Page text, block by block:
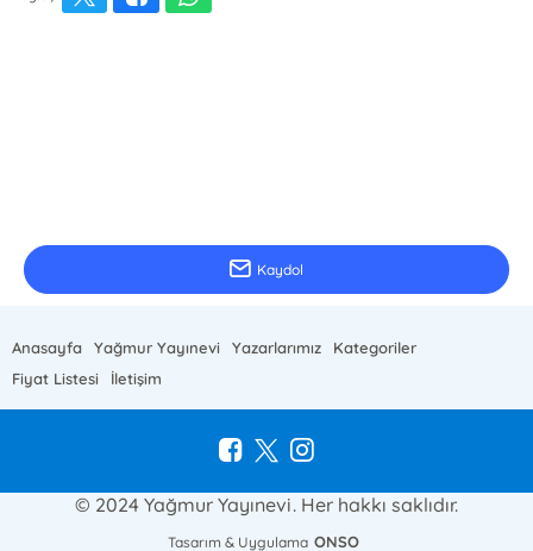
Kaydol
Anasayfa Yağmur Yayınevi Yazarlarımız
Kategoriler
Fiyat Listesi
İletişim
© 2024 Yağmur Yayınevi. Her hakkı saklıdır.
Tasarım & Uygulama ONSO